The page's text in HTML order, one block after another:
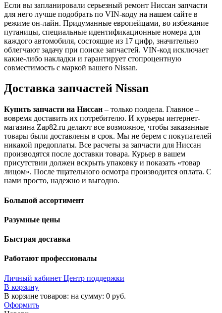
Если вы запланировали серьезный ремонт Ниссан запчасти
для него лучше подобрать по VIN-коду на нашем сайте в
режиме он-лайн. Придуманные европейцами, во избежание
путаницы, специальные идентификационные номера для
каждого автомобиля, состоящие из 17 цифр, значительно
облегчают задачу при поиске запчастей. VIN-код исключает
какие-либо накладки и гарантирует стопроцентную
совместимость с маркой вашего Nissan.
Доставка запчастей Nissan
Купить запчасти на Ниссан – только полдела. Главное –
вовремя доставить их потребителю. И курьеры интернет-
магазина Zap82.ru делают все возможное, чтобы заказанные
товары были доставлены в срок. Мы не берем с покупателей
никакой предоплаты. Все расчеты за запчасти для Ниссан
производятся после доставки товара. Курьер в вашем
присутствии должен вскрыть упаковку и показать «товар
лицом». После тщательного осмотра производится оплата. С
нами просто, надежно и выгодно.
Большой ассортимент
Разумные цены
Быстрая доставка
Работают профессионалы
Личный кабинет Центр поддержки
В корзину
В корзине товаров: на сумму: 0 руб.
Оформить